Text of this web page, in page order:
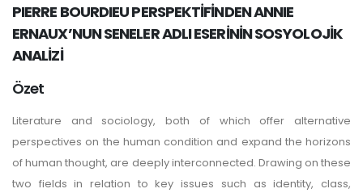
PIERRE BOURDIEU PERSPEKTİFİNDEN ANNIE
ERNAUX’NUN SENELER ADLI ESERİNİN SOSYOLOJİK
ANALİZİ
Özet
Literature and sociology, both of which offer alternative
perspectives on the human condition and expand the horizons
of human thought, are deeply interconnected. Drawing on these
two fields in relation to key issues such as identity, class,